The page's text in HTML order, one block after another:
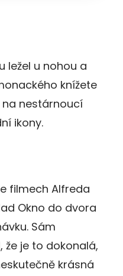
ležel u nohou a
knížete
na nestárnoucí
ikony.
filmech Alfreda
Okno do dvora
Sám
že je to dokonalá,
krásná